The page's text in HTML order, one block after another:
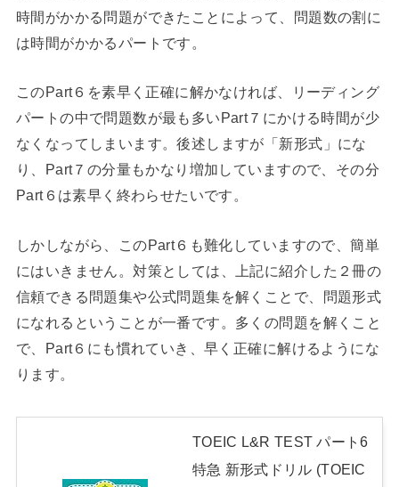
時間がかかる問題ができたことによって、問題数の割に
は時間がかかるパートです。
このPart６を素早く正確に解かなければ、リーディング
パートの中で問題数が最も多いPart７にかける時間が少
なくなってしまいます。後述しますが「新形式」にな
り、Part７の分量もかなり増加していますので、その分
Part６は素早く終わらせたいです。
しかしながら、このPart６も難化していますので、簡単
にはいきません。対策としては、上記に紹介した２冊の
信頼できる問題集や公式問題集を解くことで、問題形式
になれるということが一番です。多くの問題を解くこと
で、Part６にも慣れていき、早く正確に解けるようにな
ります。
TOEIC L&R TEST パート6
特急 新形式ドリル (TOEIC